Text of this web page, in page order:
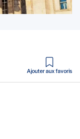
Ajouter aux favoris